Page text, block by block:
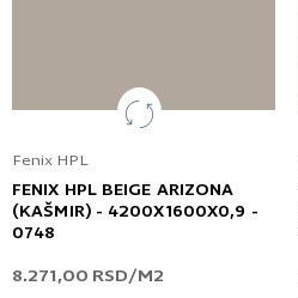
Fenix HPL
FENIX HPL BEIGE ARIZONA
(KAŠMIR) - 4200X1600X0,9 -
0748
8.271,00 RSD/M2